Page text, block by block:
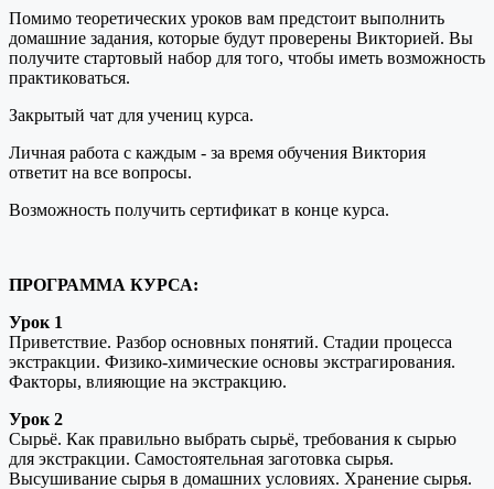
Помимо теоретических уроков вам предстоит выполнить
домашние задания, которые будут проверены Викторией. Вы
получите стартовый набор для того, чтобы иметь возможность
практиковаться.
Закрытый чат для учениц курса.
Личная работа с каждым - за время обучения Виктория
ответит на все вопросы.
Возможность получить сертификат в конце курса.
ПРОГРАММА КУРСА:
Урок 1
Приветствие. Разбор основных понятий. Стадии процесса
экстракции. Физико-химические основы экстрагирования.
Факторы, влияющие на экстракцию.
Урок 2
Сырьё. Как правильно выбрать сырьё, требования к сырью
для экстракции. Самостоятельная заготовка сырья.
Высушивание сырья в домашних условиях. Хранение сырья.